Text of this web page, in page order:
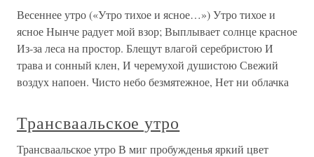
Весеннее утро («Утро тихое и ясное…») Утро тихое и
ясное Нынче радует мой взор; Выплывает солнце красное
Из-за леса на простор. Блещут влагой серебристою И
трава и сонный клен, И черемухой душистою Свежий
воздух напоен. Чисто небо безмятежное, Нет ни облачка
Трансваальское утро
Трансваальское утро В миг пробужденья яркий цвет